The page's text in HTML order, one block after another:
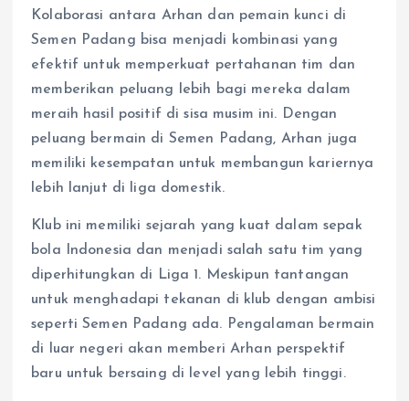
Kolaborasi antara Arhan dan pemain kunci di
Semen Padang bisa menjadi kombinasi yang
efektif untuk memperkuat pertahanan tim dan
memberikan peluang lebih bagi mereka dalam
meraih hasil positif di sisa musim ini. Dengan
peluang bermain di Semen Padang, Arhan juga
memiliki kesempatan untuk membangun kariernya
lebih lanjut di liga domestik.
Klub ini memiliki sejarah yang kuat dalam sepak
bola Indonesia dan menjadi salah satu tim yang
diperhitungkan di Liga 1. Meskipun tantangan
untuk menghadapi tekanan di klub dengan ambisi
seperti Semen Padang ada. Pengalaman bermain
di luar negeri akan memberi Arhan perspektif
baru untuk bersaing di level yang lebih tinggi.